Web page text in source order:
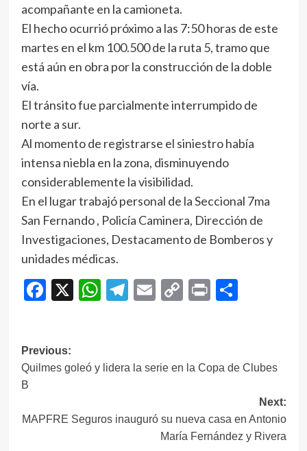
acompañante en la camioneta.
El hecho ocurrió próximo a las 7:50 horas de este
martes en el km 100.500 de la ruta 5, tramo que
está aún en obra por la construcción de la doble
vía.
El tránsito fue parcialmente interrumpido de
norte a sur.
Al momento de registrarse el siniestro había
intensa niebla en la zona, disminuyendo
considerablemente la visibilidad.
En el lugar trabajó personal de la Seccional 7ma
San Fernando , Policía Caminera, Dirección de
Investigaciones, Destacamento de Bomberos y
unidades médicas.
Facebook
X WhatsApp
Telegram
EmailCopy
Print
Navegación
de
Previous:
Quilmes goleó y lidera la serie en la Copa de Clubes
B
Next:
MAPFRE Seguros inauguró su nueva casa en Antonio
María Fernández y Rivera